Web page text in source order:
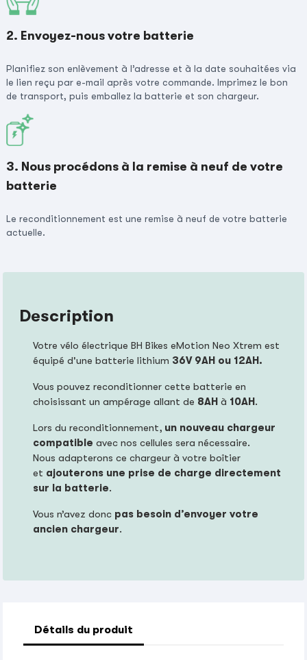
2. Envoyez-nous votre batterie
Planifiez son enlèvement à l’adresse et à la date souhaitées via
le lien reçu par e-mail après votre commande. Imprimez le bon
de transport, puis emballez la batterie et son chargeur.
3. Nous procédons à la remise à neuf de votre
batterie
Le reconditionnement est une remise à neuf de votre batterie
actuelle.
Description
Votre vélo électrique BH Bikes eMotion Neo Xtrem est
équipé d'une batterie lithium 36V 9AH ou 12AH.
Vous pouvez reconditionner cette batterie en
choisissant un ampérage allant de 8AH à 10AH.
Lors du reconditionnement, un nouveau chargeur
compatible avec nos cellules sera nécessaire.
Nous adapterons ce chargeur à votre boîtier
et ajouterons une prise de charge directement
sur la batterie.
Vous n’avez donc pas besoin d’envoyer votre
ancien chargeur.
Détails du produit